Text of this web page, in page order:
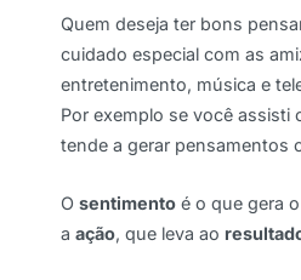
Quem deseja ter bons
cuidado especial com as
entretenimento, música e
Por exemplo se você assisti
tende a gerar pensamentos
O sentimento é o que gera o
a ação, que leva ao